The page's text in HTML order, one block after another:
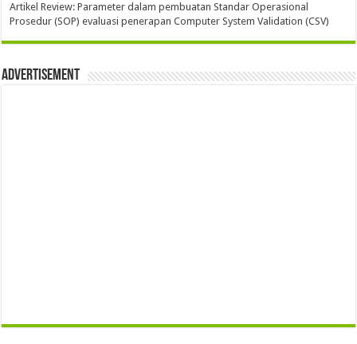
Artikel Review: Parameter dalam pembuatan Standar Operasional
Prosedur (SOP) evaluasi penerapan Computer System Validation (CSV)
Advertisement